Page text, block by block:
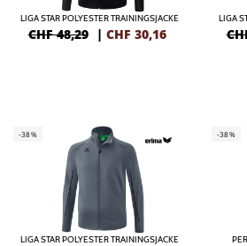
LIGA STAR POLYESTER TRAININGSJACKE
CHF 48,29 | CHF 30,16
LIGA
-38%
LIGA STAR POLYESTER TRAININGSJACKE
-38%